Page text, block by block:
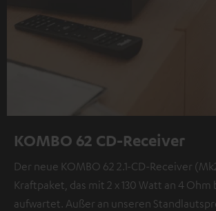
KOMBO 62 CD-Receiver
Der neue KOMBO 62 2.1-CD-Receiver
Kraftpaket, das mit 2 x 130 Watt an 4 Ohm
aufwartet. Außer an unseren